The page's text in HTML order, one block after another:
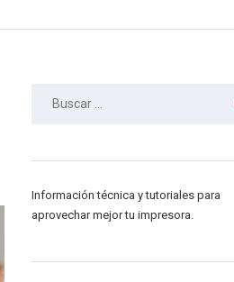
Información técnica y tutoriales para
aprovechar mejor tu impresora.